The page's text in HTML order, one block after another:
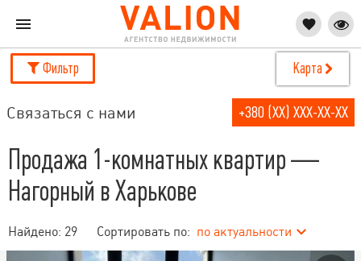
Фильтр Карта
Связаться с нами +380 (XX) XXX-XX-XX
Продажа 1-комнатных квартир —
Нагорный в Харькове
Найдено: 29 Сортировать по: по актуальности